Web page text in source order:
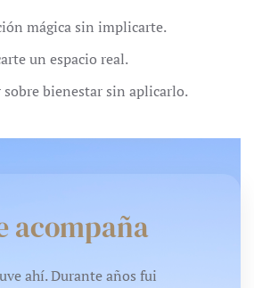
mágica sin implicarte.
un espacio real.
sobre bienestar sin aplicarlo.
acompaña
ahí. Durante años fui